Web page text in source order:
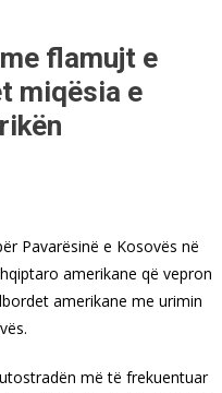
flamujt e
miqësia e
Pavarësinë e Kosovës në
amerikane që vepron
amerikane me urimin
më të frekuentuar